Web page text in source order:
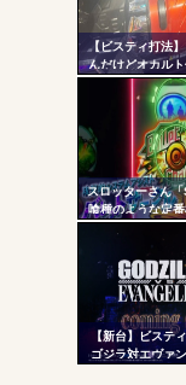
【ビスティ打法
んだけどオカル
休ませなかった
いう思考には
スロッターさん
喰種のような定番
ルいレベル」「
ルは唯一
【新台】ビステ
ゴジラ対エヴァ